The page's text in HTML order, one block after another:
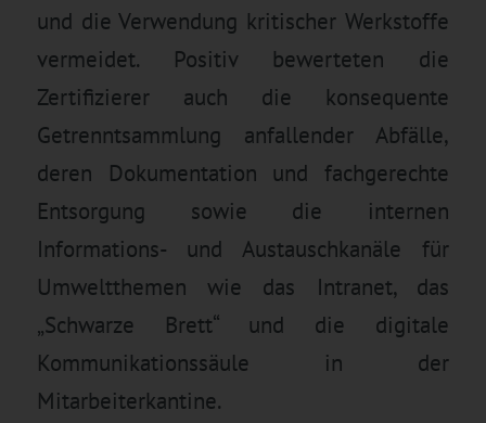
und die Verwendung kritischer Werkstoffe
vermeidet. Positiv bewerteten die
Zertifizierer auch die konsequente
Getrenntsammlung anfallender Abfälle,
deren Dokumentation und fachgerechte
Entsorgung sowie die internen
Informations- und Austauschkanäle für
Umweltthemen wie das Intranet, das
„Schwarze Brett“ und die digitale
Kommunikationssäule in der
Mitarbeiterkantine.